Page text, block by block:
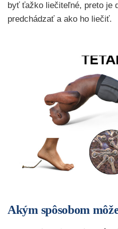
byť ťažko liečiteľné, preto je
predchádzať a ako ho liečiť.
Akým spôsobom